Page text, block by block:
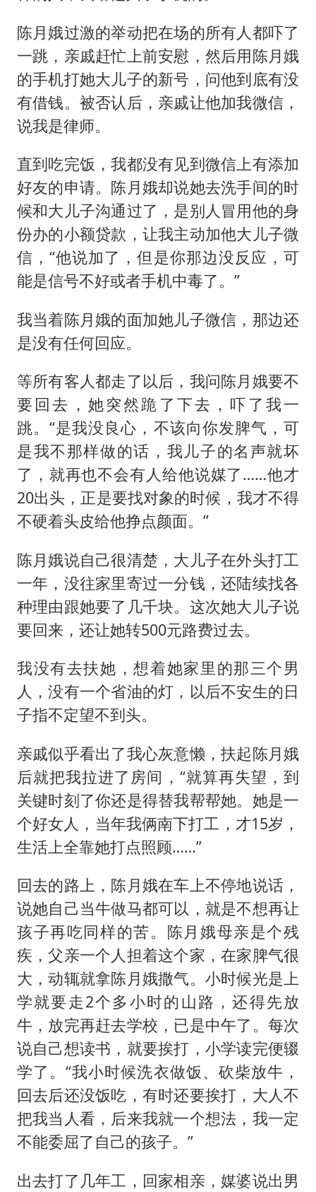
陈月娥过激的举动把在场的所有人都吓了
一跳，亲戚赶忙上前安慰，然后用陈月娥
的手机打她大儿子的新号，问他到底有没
有借钱。被否认后，亲戚让他加我微信，
说我是律师。
直到吃完饭，我都没有见到微信上有添加
好友的申请。陈月娥却说她去洗手间的时
候和大儿子沟通过了，是别人冒用他的身
份办的小额贷款，让我主动加他大儿子微
信，“他说加了，但是你那边没反应，可
能是信号不好或者手机中毒了。”
我当着陈月娥的面加她儿子微信，那边还
是没有任何回应。
等所有客人都走了以后，我问陈月娥要不
要回去，她突然跪了下去，吓了我一
跳。“是我没良心，不该向你发脾气，可
是我不那样做的话，我儿子的名声就坏
了，就再也不会有人给他说媒了……他才
20出头，正是要找对象的时候，我才不得
不硬着头皮给他挣点颜面。”
陈月娥说自己很清楚，大儿子在外头打工
一年，没往家里寄过一分钱，还陆续找各
种理由跟她要了几千块。这次她大儿子说
要回来，还让她转500元路费过去。
我没有去扶她，想着她家里的那三个男
人，没有一个省油的灯，以后不安生的日
子指不定望不到头。
亲戚似乎看出了我心灰意懒，扶起陈月娥
后就把我拉进了房间，“就算再失望，到
关键时刻了你还是得替我帮帮她。她是一
个好女人，当年我俩南下打工，才15岁，
生活上全靠她打点照顾……”
回去的路上，陈月娥在车上不停地说话，
说她自己当牛做马都可以，就是不想再让
孩子再吃同样的苦。陈月娥母亲是个残
疾，父亲一个人担着这个家，在家脾气很
大，动辄就拿陈月娥撒气。小时候光是上
学就要走2个多小时的山路，还得先放
牛，放完再赶去学校，已是中午了。每次
说自己想读书，就要挨打，小学读完便辍
学了。“我小时候洗衣做饭、砍柴放牛，
回去后还没饭吃，有时还要挨打，大人不
把我当人看，后来我就一个想法，我一定
不能委屈了自己的孩子。”
出去打了几年工，回家相亲，媒婆说出男